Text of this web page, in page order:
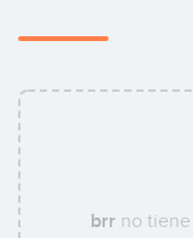
brr no